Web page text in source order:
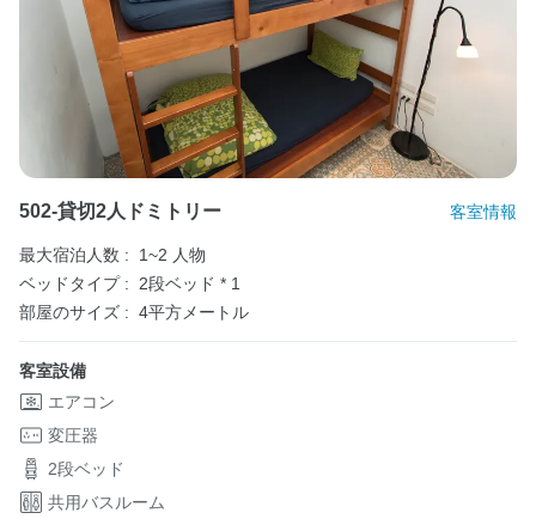
502-貸切2人ドミトリー 客室情報
最大宿泊人数 :
1~2 人物
ベッドタイプ :
2段ベッド * 1
部屋のサイズ : 4平方メートル
客室設備
エアコン
変圧器
2段ベッド
共用バスルーム